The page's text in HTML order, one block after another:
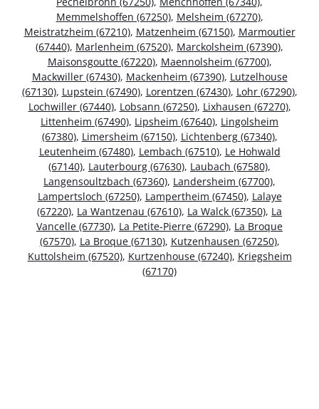
Memmelshoffen (67250), Melsheim (67270),
Meistratzheim (67210), Matzenheim (67150), Marmoutier
(67440), Marlenheim (67520), Marckolsheim (67390),
Maisonsgoutte (67220), Maennolsheim (67700),
Mackwiller (67430), Mackenheim (67390), Lutzelhouse
(67130), Lupstein (67490), Lorentzen (67430), Lohr (67290),
Lochwiller (67440), Lobsann (67250), Lixhausen (67270),
Littenheim (67490), Lipsheim (67640), Lingolsheim
(67380), Limersheim (67150), Lichtenberg (67340),
Leutenheim (67480), Lembach (67510), Le Hohwald
(67140), Lauterbourg (67630), Laubach (67580),
Langensoultzbach (67360), Landersheim (67700),
Lampertsloch (67250), Lampertheim (67450), Lalaye
(67220), La Wantzenau (67610), La Walck (67350), La
Vancelle (67730), La Petite-Pierre (67290), La Broque
(67570), La Broque (67130), Kutzenhausen (67250),
Kuttolsheim (67520), Kurtzenhouse (67240), Kriegsheim
(67170)